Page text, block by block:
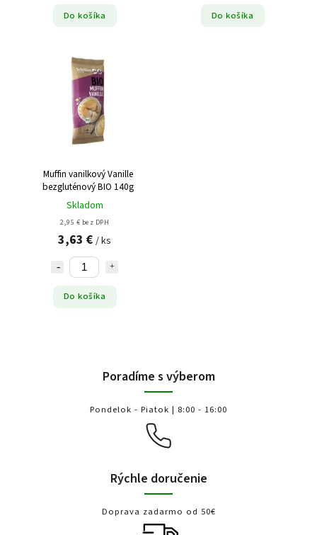
Do košíka Do košíka
Muffin vanilkový Vanille
bezgluténový BIO 140g
Skladom
2,95 € bez DPH
3,63 € / ks
Do košíka
Poradíme s výberom
Pondelok - Piatok | 8:00 - 16:00
Rýchle doručenie
Doprava zadarmo od 50€